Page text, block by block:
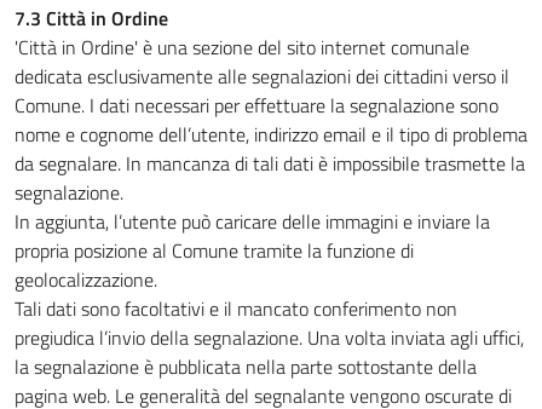
7.3 Città in Ordine
'Città in Ordine' è una sezione del sito internet comunale
dedicata esclusivamente alle segnalazioni dei cittadini verso il
Comune. I dati necessari per effettuare la segnalazione sono
nome e cognome dell’utente, indirizzo email e il tipo di problema
da segnalare. In mancanza di tali dati è impossibile trasmette la
segnalazione.
In aggiunta, l’utente può caricare delle immagini e inviare la
propria posizione al Comune tramite la funzione di
geolocalizzazione.
Tali dati sono facoltativi e il mancato conferimento non
pregiudica l’invio della segnalazione. Una volta inviata agli uffici,
la segnalazione è pubblicata nella parte sottostante della
pagina web. Le generalità del segnalante vengono oscurate di